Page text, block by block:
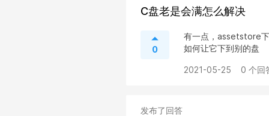
C盘老是会满怎么解决
0
有一点，assetstore
如何让它下到别的盘
2021-05-25 0 个回
发布了回答